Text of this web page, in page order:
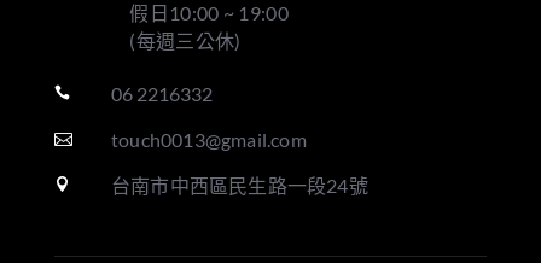
假日10:00 ~ 19:00
(每週三公休)
 06 2216332
 touch0013@gmail.com
 台南市中西區民生路一段24號